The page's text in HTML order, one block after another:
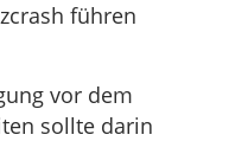
führen
vor dem
sollte darin